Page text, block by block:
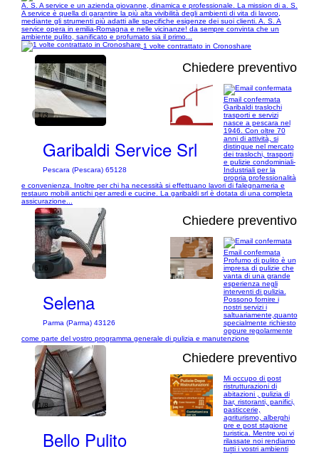
A. S. A service e un azienda giovanne, dinamica e professionale. La mission di a. S.
A service è quella di garantire la più alta vivibilità degli ambienti di vita di lavoro,
mediante gli strumenti più adatti alle specifiche esigenze dei suoi clienti. A. S. A
service opera in emilia-Romagna e nelle vicinanze! da sempre convinta che un
ambiente pulito, sanificato e profumato sia il primo...
1 volte contrattato in Cronoshare
1/3
Chiedere preventivo
Garibaldi Service Srl
Pescara (Pescara) 65128
Email confermata
Garibaldi traslochi
trasporti e servizi
nasce a pescara nel
1946. Con oltre 70
anni di attività, si
distingue nel mercato
dei traslochi, trasporti
e pulizie condominiali-
Industriali per la
propria professionalità
e convenienza. Inoltre per chi ha necessità si effettuano lavori di falegnameria e
restauro mobili antichi per arredi e cucine. La garibaldi srl è dotata di una completa
assicurazione...
1/6
Chiedere preventivo
Selena
Parma (Parma) 43126
Email confermata
Profumo di pulito è un
impresa di pulizie che
vanta di una grande
esperienza negli
interventi di pulizia.
Possono fornire i
nostri servizi i
saltuariamente,quanto
specialmente richiesto
oppure regolarmente
come parte del vostro programma generale di pulizia e manutenzione
1/8
Chiedere preventivo
Bello Pulito
Mi occupo di post
ristrutturazioni di
abitazioni , pulizia di
bar, ristoranti, panifici,
pasticcerie,
agriturismo, alberghi
pre e post stagione
turistica. Mentre voi vi
rilassate noi rendiamo
tutti i vostri ambienti